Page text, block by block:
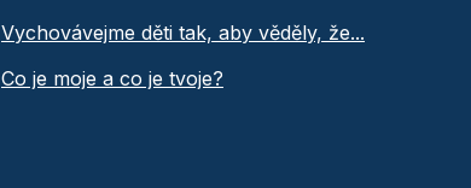
Vychovávejme děti tak, aby věděly, že...
Co je moje a co je tvoje?